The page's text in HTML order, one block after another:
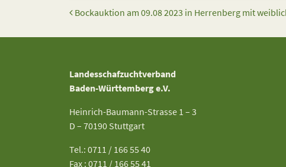
Beitrags-Navigation
Bockauktion am 09.08 2023 in Herrenberg mit
Landesschafzuchtverband
Baden-Württemberg e.V.
Heinrich-Baumann-Strasse 1 – 3
D – 70190 Stuttgart
Tel.: 0711 / 166 55 40
Fax : 0711 / 166 55 41